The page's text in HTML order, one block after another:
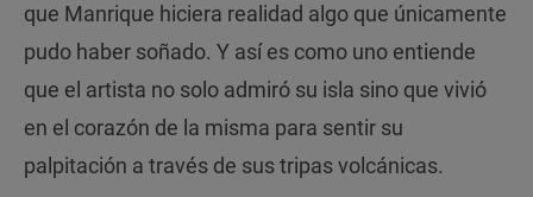
que Manrique hiciera realidad algo que únicamente
pudo haber soñado. Y así es como uno entiende
que el artista no solo admiró su isla sino que vivió
en el corazón de la misma para sentir su
palpitación a través de sus tripas volcánicas.